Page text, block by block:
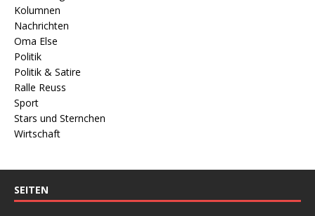
Kolumnen
Nachrichten
Oma Else
Politik
Politik & Satire
Ralle Reuss
Sport
Stars und Sternchen
Wirtschaft
SEITEN